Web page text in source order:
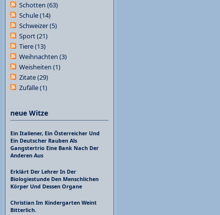
Schotten (63)
Schule(14)
Schweizer(5)
Sport(21)
Tiere(13)
Weihnachten (3)
Weisheiten (1)
Zitate(29)
Zufälle(1)
neue Witze
Ein Italiener, Ein Österreicher Und
Ein Deutscher Rauben Als
Gangstertrio Eine Bank Nach Der
Anderen Aus
Erklärt Der Lehrer In Der
Biologiestunde Den Menschlichen
Körper Und Dessen Organe
Christian Im Kindergarten Weint
Bitterlich.